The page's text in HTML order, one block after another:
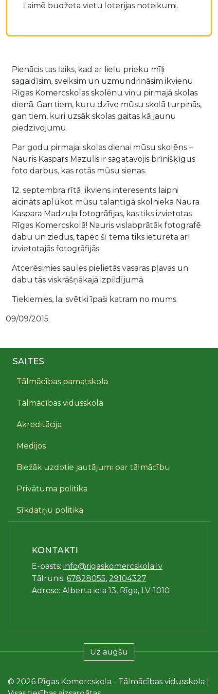
Pienācis tas laiks, kad ar lielu prieku mīļi
sagaidīsim, sveiksim un uzmundrināsim ikvienu
Rīgas Komercskolas skolēnu viņu pirmajā skolas
dienā. Gan tiem, kuru dzīve mūsu skolā turpinās,
gan tiem, kuri uzsāk skolas gaitas kā jaunu
piedzīvojumu.
Par godu pirmajai skolas dienai mūsu skolēns –
Nauris Kaspars Mazulis ir sagatavojis brīnišķīgus
foto darbus, kas rotās mūsu sienas.
12. septembra rītā ikviens interesents laipni
aicināts aplūkot mūsu talantīgā skolnieka Naura
Kaspara Madzuļa fotogrāfijas, kas tiks izvietotas
Rīgas Komercskolā! Nauris vislabprātāk fotografē
dabu un ziedus, tāpēc šī tēma tiks ieturēta arī
izvietotajās fotogrāfijās.
Atcerēsimies saules pielietās vasaras pļavas un
dabu tās viskrāšņākajā izpildījumā.
Tiekiemies, lai svētki īpaši katram no mums.
09/09/2015
Laimē budžeta vietu loterijas noteikumi.
SAITES
Tālmācības pamatskola
Tālmācības vidusskola
Akreditācija
Medijos
Biežāk uzdotie jautājumi par tālmācību
Privātuma politika
Sīkdatņu politika
KONTAKTI
E-pasts: info@rigaskomercskola.lv
Tālrunis: 67828055, 29104327
Adrese: Alberta iela 13, Rīga, LV-1010
Uz augšu
© 2026 Rīgas Komercskola - Tālmācības vidusskola |